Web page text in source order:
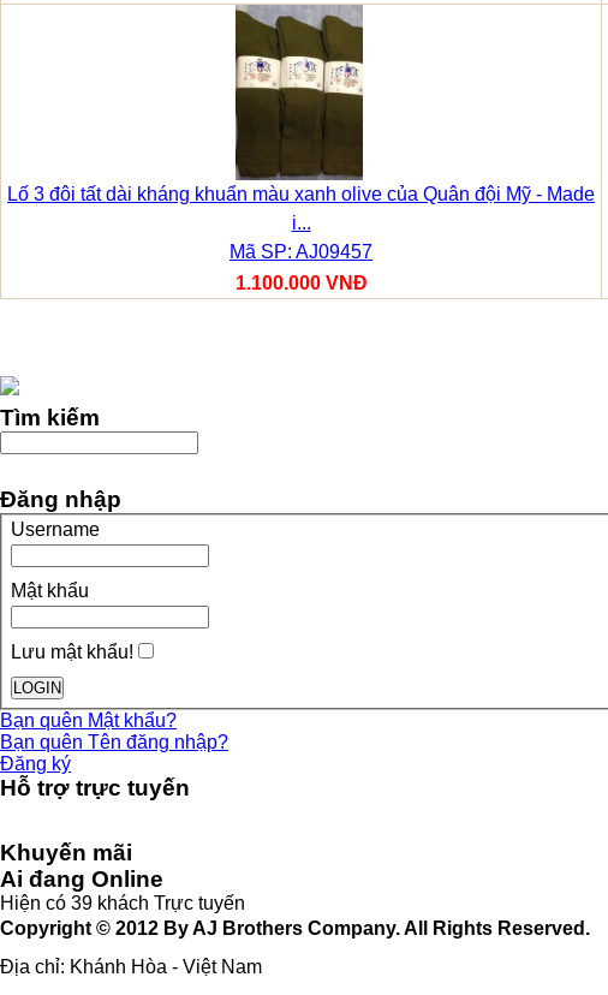
Lố 3 đôi tất dài kháng khuẩn màu xanh olive của Quân đội Mỹ - Made
i...
Mã SP: AJ09457
1.100.000 VNĐ
Tìm kiếm
Đăng nhập
Username
Mật khẩu
Lưu mật khẩu!
Bạn quên Mật khẩu?
Bạn quên Tên đăng nhập?
Đăng ký
Hỗ trợ trực tuyến
Khuyến mãi
Ai đang Online
Hiện có 39 khách Trực tuyến
Copyright © 2012 By AJ Brothers Company. All Rights Reserved.
Địa chỉ: Khánh Hòa - Việt Nam